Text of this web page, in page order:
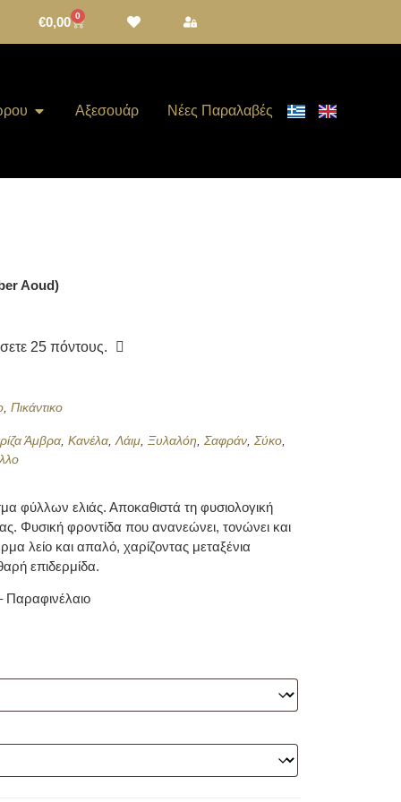
€0,00 0
Αξεσουάρ Νέες Παραλαβές
Aoud)
25 πόντους.
,Πικάντικο
Άμβρα,Κανέλα,Λάιμ,Ξυλαλόη,Σαφράν,Σύκο,
φύλλων ελιάς. Αποκαθιστά τη φυσιολογική
Φυσική φροντίδα που ανανεώνει, τονώνει και
λείο και απαλό, χαρίζοντας μεταξένια
επιδερμίδα.